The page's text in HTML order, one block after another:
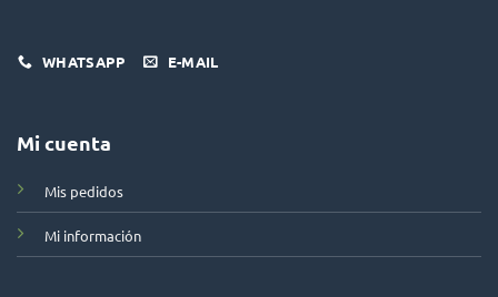
WHATSAPP E-MAIL
Mi cuenta
Mis pedidos
Mi información